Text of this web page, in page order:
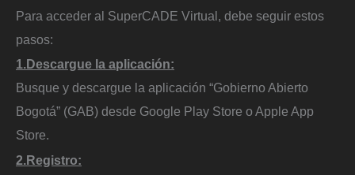
Para acceder al SuperCADE Virtual, debe seguir estos
pasos:
1.Descargue la aplicación:
Busque y descargue la aplicación “Gobierno Abierto
Bogotá” (GAB) desde Google Play Store o Apple App
Store.
2.Registro: